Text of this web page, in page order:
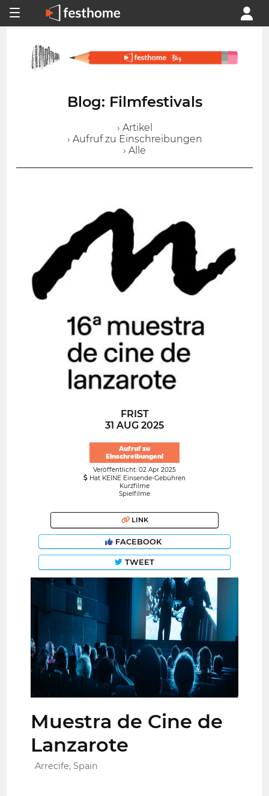
Blog: Filmfestivals
› Artikel
› Aufruf zu Einschreibungen
› Alle
FRIST
31 AUG 2025
Aufruf zu
Einschreibungen!
Veröffentlicht: 02 Apr 2025
Hat KEINE Einsende-Gebühren
Kurzfilme
Spielfilme
LINK
FACEBOOK
TWEET
Muestra de Cine de
Lanzarote
Arrecife, Spain